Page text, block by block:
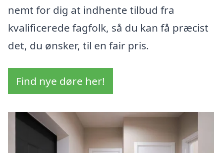
nemt for dig at indhente tilbud fra
kvalificerede fagfolk, så du kan få præcist
det, du ønsker, til en fair pris.
Find nye døre her!